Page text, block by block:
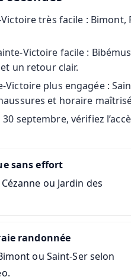
très facile :
Victoire facile :
un retour clair.
Victoire plus engagée :
et horaire
septembre, vérifiez
sans effort
ou Jardin des
randonnée
ou Saint-Ser selon